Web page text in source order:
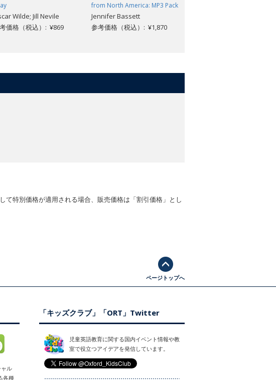
Wilde; Jill Nevile
価格（税込）: ¥869
from North America: MP3 Pack
Jennifer Bassett
参考価格（税込）: ¥1,870
特別価格が適用される場合、販売価格は「割引価格」とし
ページトップへ
ル
各種
「キッズクラブ」「ORT」Twitter
児童英語教育に関する国内イベント情報や教
室で役立つアイデアを発信しています。